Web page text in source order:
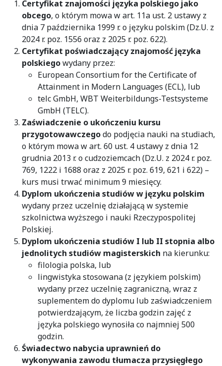
Certyfikat znajomości języka polskiego jako
obcego, o którym mowa w art. 11a ust. 2 ustawy z
dnia 7 października 1999 r. o języku polskim (Dz.U. z
2024 r. poz. 1556 oraz z 2025 r. poz. 622).
Certyfikat poświadczający znajomość języka
polskiegowydany przez:
European Consortium for the Certificate of
Attainment in Modern Languages (ECL), lub
telc GmbH, WBT Weiterbildungs-Testsysteme
GmbH (TELC).
Zaświadczenie o ukończeniu kursu
przygotowawczegodo podjęcia nauki na studiach,
o którym mowa w art. 60 ust. 4 ustawy z dnia 12
grudnia 2013 r. o cudzoziemcach (Dz.U. z 2024 r. poz.
769, 1222 i 1688 oraz z 2025 r. poz. 619, 621 i 622) –
kurs musi trwać minimum 9 miesięcy.
Dyplom ukończenia studiów w języku polskim
wydany przez uczelnię działającą w systemie
szkolnictwa wyższego i nauki Rzeczypospolitej
Polskiej.
Dyplom ukończenia studiów I lub II stopnia albo
jednolitych studiów magisterskich na kierunku:
filologia polska, lub
lingwistyka stosowana (z językiem polskim)
wydany przez uczelnię zagraniczną, wraz z
suplementem do dyplomu lub zaświadczeniem
potwierdzającym, że liczba godzin zajęć z
języka polskiego wynosiła co najmniej 500
godzin.
Świadectwo nabycia uprawnień do
wykonywania zawodu tłumacza przysięgłego